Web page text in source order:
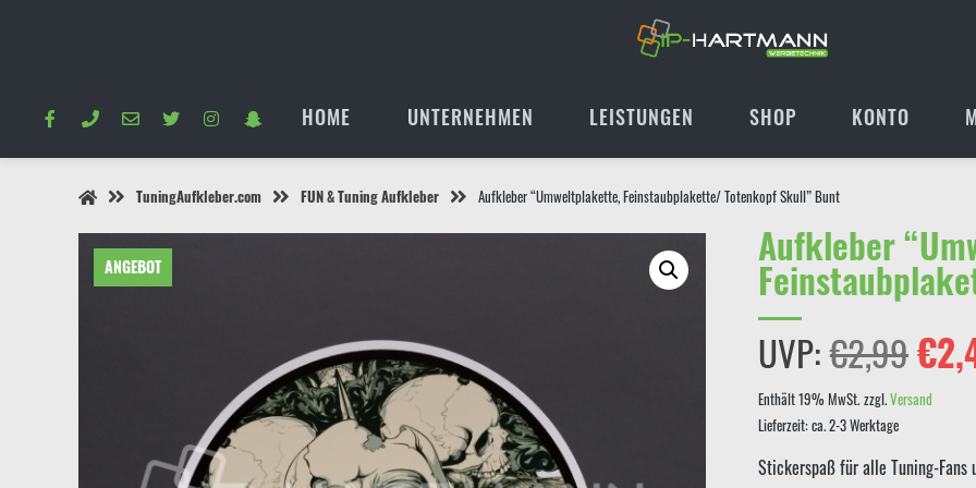
HOME UNTERNEHMEN LEISTUNGEN SHOP KONTO
TuningAufkleber.com FUN & Tuning Aufkleber Aufkleber “Umweltplakette, Feinstaubplakette/ Totenkopf Skull” Bunt
ANGEBOT Aufkleber
UVP:€2,99
Preis
war:
€
Enthält 19% MwSt. zzgl.Versand
Lieferzeit: ca. 2-3 Werktage
Stickerspaß für alle Tuning-Fans